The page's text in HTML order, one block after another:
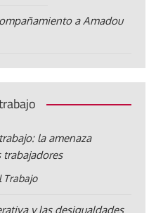
a Amadou
la amenaza
Trabajo
y las desigualdades